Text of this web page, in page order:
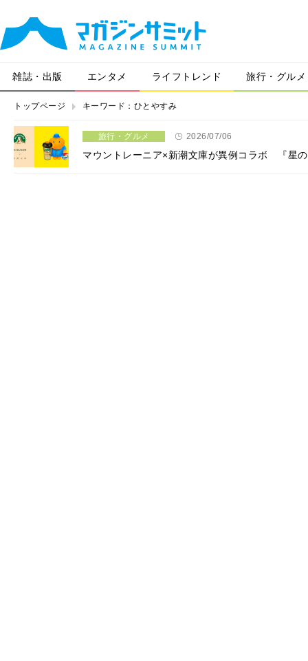
雑誌・出版 エンタメ ライフトレンド 旅行・グルメ
トップページ キーワード：ひとやすみ
旅行・グルメ 2026/07/06
マウントレーニア×新潮文庫が異例コラボ 『星